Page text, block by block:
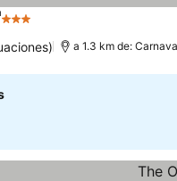
3 Estrellas
a 1.3 km de: